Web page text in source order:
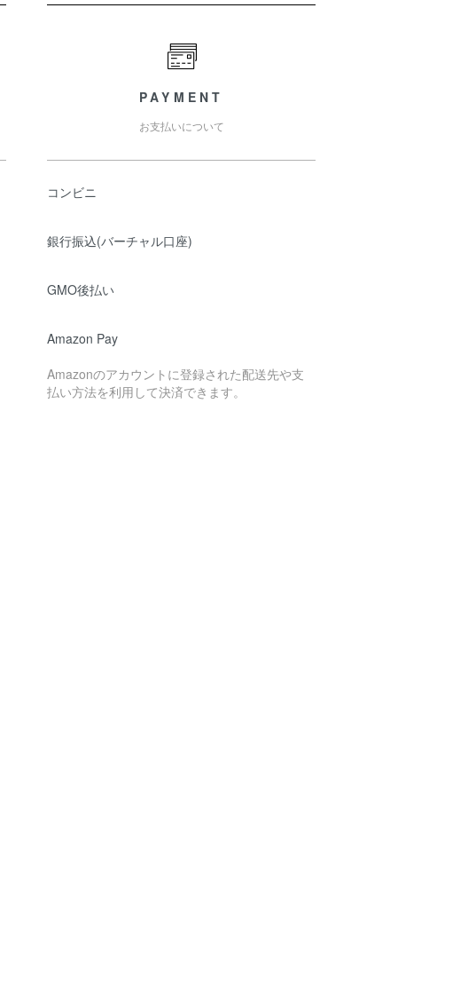
PAYMENT
お支払いについて
コンビニ
銀行振込(バーチャル口座)
GMO後払い
Amazon Pay
Amazonのアカウントに登録された配送先や支
払い方法を利用して決済できます。